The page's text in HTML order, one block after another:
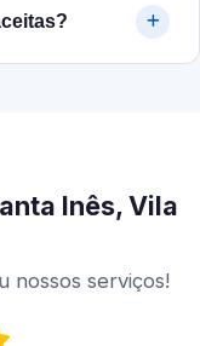
Inês, Vila
nossos serviços!